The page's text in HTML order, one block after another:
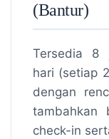
(Bantur)
Tersedia 8
hari (setiap
dengan
tambahkan
check-in